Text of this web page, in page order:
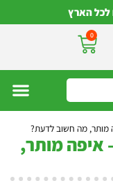
0
מותר, מה חשוב לדעת?
איפה מותר,